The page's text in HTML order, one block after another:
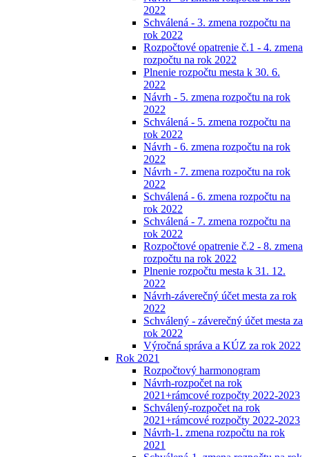
2022
Schválená - 3. zmena rozpočtu na
rok 2022
Rozpočtové opatrenie č.1 - 4. zmena
rozpočtu na rok 2022
Plnenie rozpočtu mesta k 30. 6.
2022
Návrh - 5. zmena rozpočtu na rok
2022
Schválená - 5. zmena rozpočtu na
rok 2022
Návrh - 6. zmena rozpočtu na rok
2022
Návrh - 7. zmena rozpočtu na rok
2022
Schválená - 6. zmena rozpočtu na
rok 2022
Schválená - 7. zmena rozpočtu na
rok 2022
Rozpočtové opatrenie č.2 - 8. zmena
rozpočtu na rok 2022
Plnenie rozpočtu mesta k 31. 12.
2022
Návrh-záverečný účet mesta za rok
2022
Schválený - záverečný účet mesta za
rok 2022
Výročná správa a KÚZ za rok 2022
Rok 2021
Rozpočtový harmonogram
Návrh-rozpočet na rok
2021+rámcové rozpočty 2022-2023
Schválený-rozpočet na rok
2021+rámcové rozpočty 2022-2023
Návrh-1. zmena rozpočtu na rok
2021